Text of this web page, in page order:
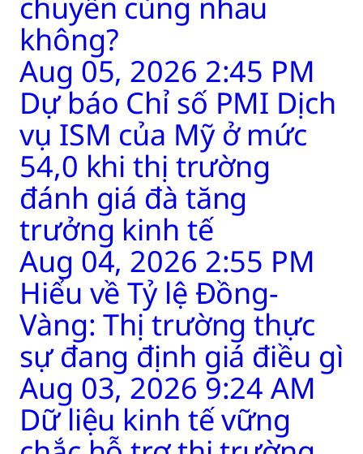
chuyển cùng nhau
không?
Aug 05, 2026 2:45 PM
Dự báo Chỉ số PMI Dịch
vụ ISM của Mỹ ở mức
54,0 khi thị trường
đánh giá đà tăng
trưởng kinh tế
Aug 04, 2026 2:55 PM
Hiểu về Tỷ lệ Đồng-
Vàng: Thị trường thực
sự đang định giá điều gì
Aug 03, 2026 9:24 AM
Dữ liệu kinh tế vững